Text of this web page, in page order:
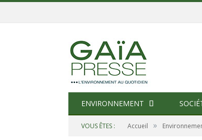
ENVIRONNEMENT
VOUS ÊTES : Accueil »